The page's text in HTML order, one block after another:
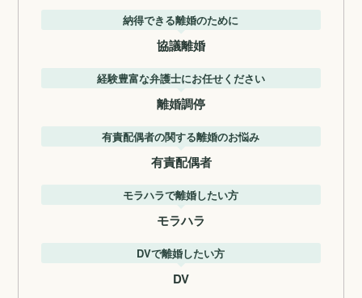
納得できる離婚のために
協議離婚
経験豊富な弁護士にお任せください
離婚調停
有責配偶者の関する離婚のお悩み
有責配偶者
モラハラで離婚したい方
モラハラ
DVで離婚したい方
DV